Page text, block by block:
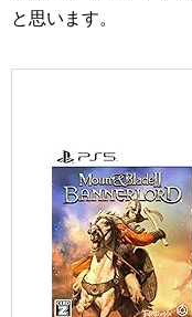
と思います。